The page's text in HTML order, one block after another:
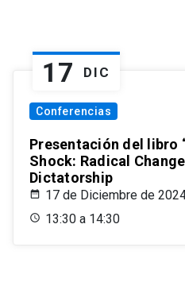
17 DIC
Conferencias
Presentación del libro
Shock: Radical
Dictatorship
17 de Diciembre de
13:30 a 14:30